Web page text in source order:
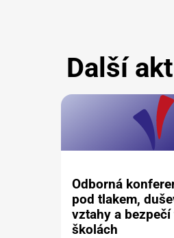
Další
Odborná
pod tlakem,
vztahy a bezpečí
školách